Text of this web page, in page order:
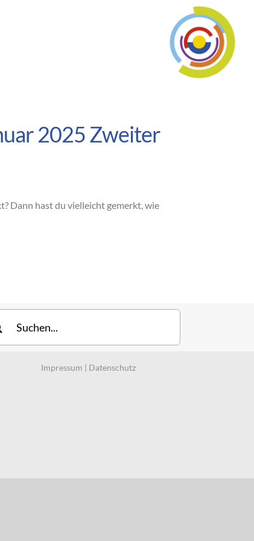
2025 Zweiter
Dann hast du vielleicht gemerkt, wie
Impressum | Datenschutz